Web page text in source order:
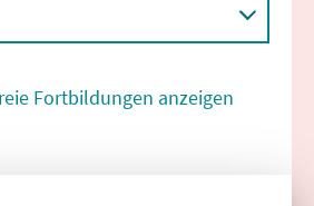
Fortbildungen anzeigen